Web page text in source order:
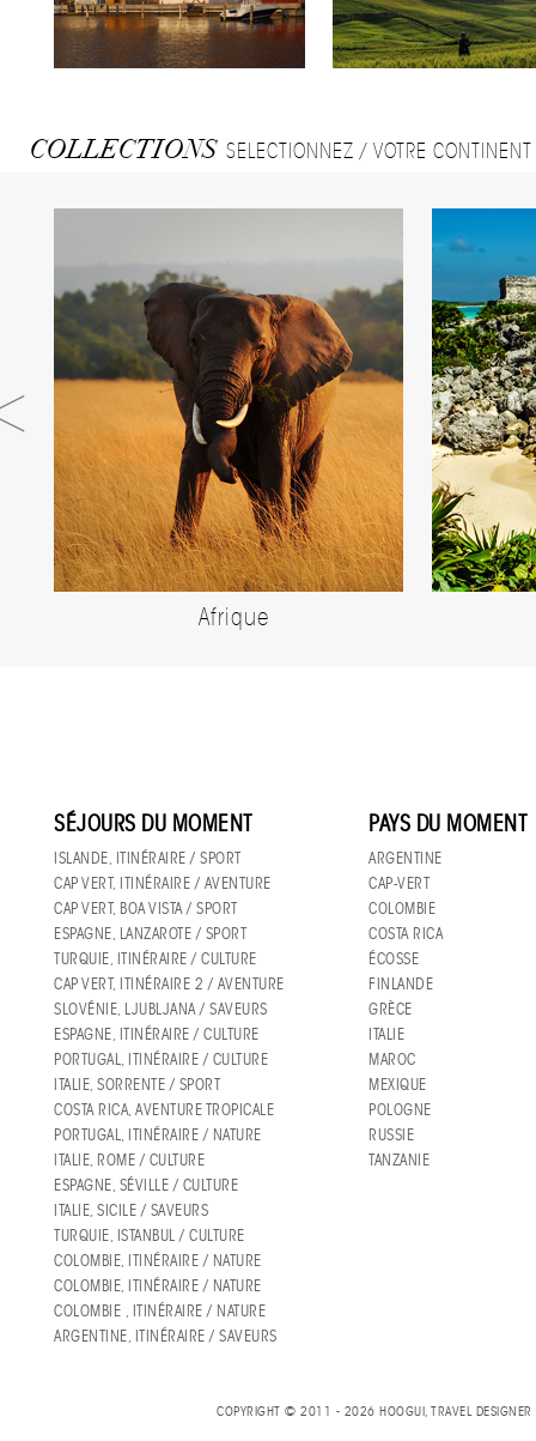
COLLECTIONS SELECTIONNEZ / VOTRE CONTINENT
Afrique
SÉJOURS DU MOMENT
ISLANDE, ITINÉRAIRE / SPORT
CAP VERT, ITINÉRAIRE / AVENTURE
CAP VERT, BOA VISTA / SPORT
ESPAGNE, LANZAROTE / SPORT
TURQUIE, ITINÉRAIRE / CULTURE
CAP VERT, ITINÉRAIRE 2 / AVENTURE
SLOVÉNIE, LJUBLJANA / SAVEURS
ESPAGNE, ITINÉRAIRE / CULTURE
PORTUGAL, ITINÉRAIRE / CULTURE
ITALIE, SORRENTE / SPORT
COSTA RICA, AVENTURE TROPICALE
PORTUGAL, ITINÉRAIRE / NATURE
ITALIE, ROME / CULTURE
ESPAGNE, SÉVILLE / CULTURE
ITALIE, SICILE / SAVEURS
TURQUIE, ISTANBUL / CULTURE
COLOMBIE, ITINÉRAIRE / NATURE
COLOMBIE, ITINÉRAIRE / NATURE
COLOMBIE , ITINÉRAIRE / NATURE
ARGENTINE, ITINÉRAIRE / SAVEURS
PAYS DU MOMENT
ARGENTINE
CAP-VERT
COLOMBIE
COSTA RICA
ÉCOSSE
FINLANDE
GRÈCE
ITALIE
MAROC
MEXIQUE
POLOGNE
RUSSIE
TANZANIE
COPYRIGHT © 2011 - 2026 HOOGUI, TRAVEL DESIGNER